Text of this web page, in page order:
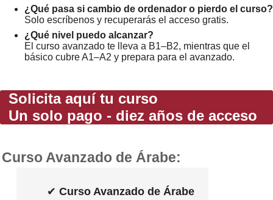
¿Qué pasa si cambio de ordenador o pierdo el curso?
Solo escríbenos y recuperarás el acceso gratis.
¿Qué nivel puedo alcanzar?
El curso avanzado te lleva a B1–B2, mientras que el
básico cubre A1–A2 y prepara para el avanzado.
Solicita aquí tu curso
Un solo pago - diez años de acceso
Curso Avanzado de Árabe:
✔ Curso Avanzado de Árabe